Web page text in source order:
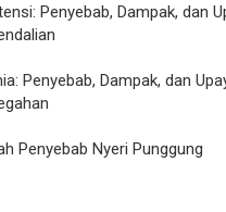
Penyebab, Dampak, dan
Penyebab, Dampak, dan
Penyebab Nyeri Punggung